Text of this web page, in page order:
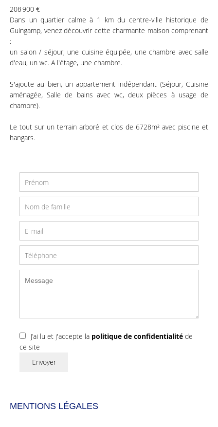
208 900 €
Dans un quartier calme à 1 km du centre-ville historique de
Guingamp, venez découvrir cette charmante maison comprenant
:
un salon / séjour, une cuisine équipée, une chambre avec salle
d'eau, un wc. A l'étage, une chambre.
S'ajoute au bien, un appartement indépendant (Séjour, Cuisine
aménagée, Salle de bains avec wc, deux pièces à usage de
chambre).
Le tout sur un terrain arboré et clos de 6728m² avec piscine et
hangars.
J’ai lu et j'accepte la politique de confidentialité de
ce site
Envoyer
MENTIONS LÉGALES